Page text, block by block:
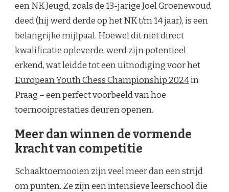
een NK Jeugd, zoals de 13-jarige Joel Groenewoud
deed (hij werd derde op het NK t/m 14 jaar), is een
belangrijke mijlpaal. Hoewel dit niet direct
kwalificatie opleverde, werd zijn potentieel
erkend, wat leidde tot een uitnodiging voor het
European Youth Chess Championship 2024in
Praag – een perfect voorbeeld van hoe
toernooiprestaties deuren openen.
Meer dan winnen de vormende
kracht van competitie
Schaaktoernooien zijn veel meer dan een strijd
om punten. Ze zijn een intensieve leerschool die